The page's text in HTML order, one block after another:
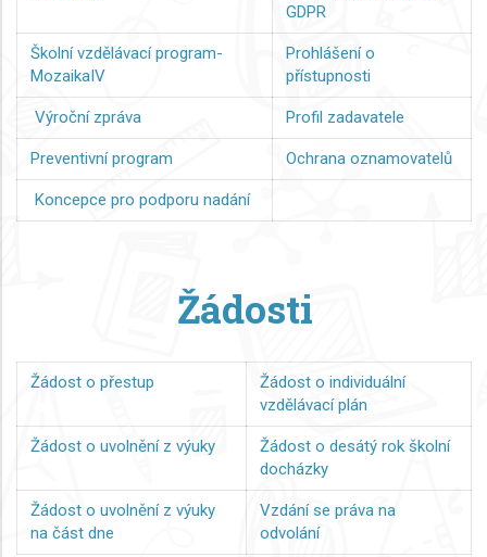
GDPR
Školní vzdělávací program-
MozaikaIV
Prohlášení o
přístupnosti
Výroční zpráva Profil zadavatele
Preventivní program Ochrana oznamovatelů
Koncepce pro podporu nadání
Žádosti
Žádost o přestup
Žádost o individuální
vzdělávací plán
Žádost o uvolnění z výuky
Žádost o desátý rok školní
docházky
Žádost o uvolnění z výuky
na část dne
Vzdání se práva na
odvolání